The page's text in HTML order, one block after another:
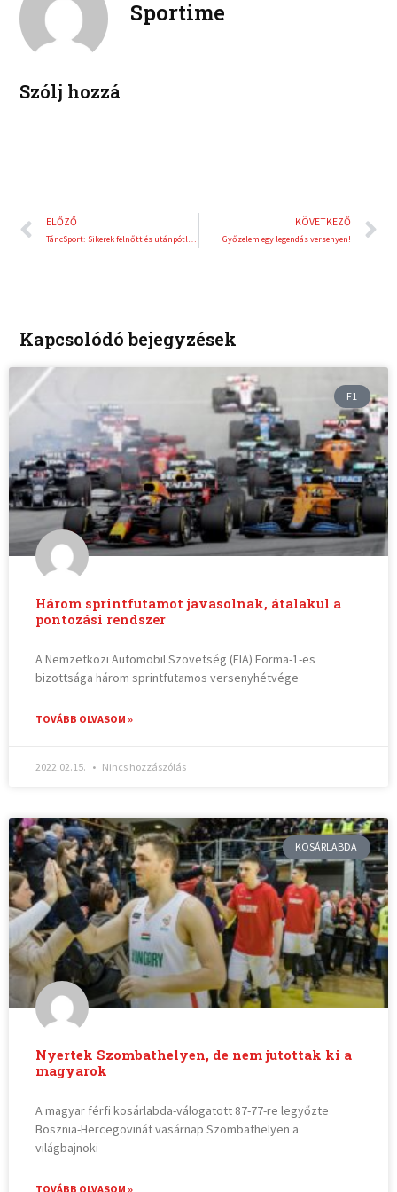
n
r
Sportime
Szólj hozzá
Előző
ELŐZŐ KÖVETKEZŐ
Győzelem egy legendás versenyen!
Kapcsolódó bejegyzések
F1
Három sprintfutamot javasolnak, átalakul a
pontozási rendszer
A Nemzetközi Automobil Szövetség (FIA) Forma-1-es
bizottsága három sprintfutamos versenyhétvége
TOVÁBB OLVASOM »
2022.02.15. Nincs hozzászólás
KOSÁRLABDA
Nyertek Szombathelyen, de nem jutottak ki a
magyarok
A magyar férfi kosárlabda-válogatott 87-77-re legyőzte
Bosznia-Hercegovinát vasárnap Szombathelyen a
világbajnoki
TOVÁBB OLVASOM »